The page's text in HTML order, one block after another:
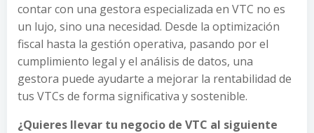
contar con una gestora especializada en VTC no es
un lujo, sino una necesidad. Desde la optimización
fiscal hasta la gestión operativa, pasando por el
cumplimiento legal y el análisis de datos, una
gestora puede ayudarte a mejorar la rentabilidad de
tus VTCs de forma significativa y sostenible.
¿Quieres llevar tu negocio de VTC al siguiente